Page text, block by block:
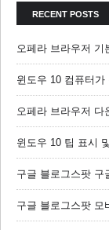
RECENT POSTS
오페라 브라우저 기
윈도우 10 컴퓨터
오페라 브라우저 다
윈도우 10 팁 표시
구글 블로그스팟 구
구글 블로그스팟 모